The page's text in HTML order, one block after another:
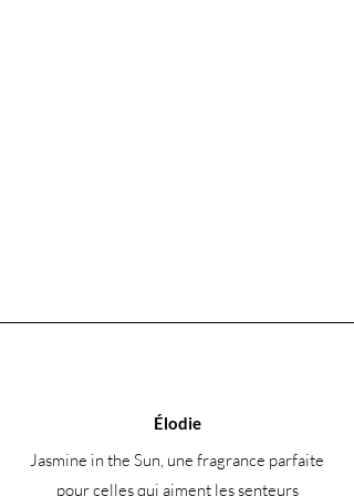
Élodie
Jasmine in the Sun, une fragrance parfaite
pour celles qui aiment les senteurs